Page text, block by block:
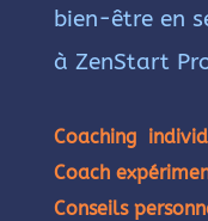
bien-être en
à ZenStart
Coaching
Coach
Conseils